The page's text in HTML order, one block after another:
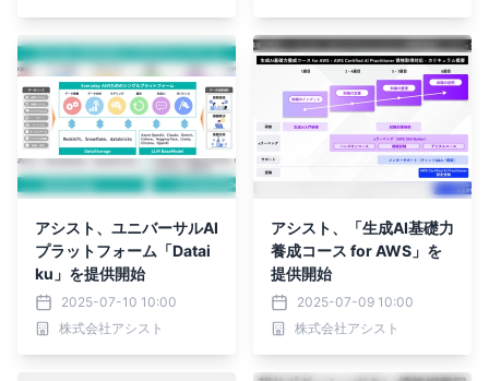
アシスト、ユニバーサルAI
プラットフォーム「Datai
ku」を提供開始
2025-07-10 10:00
株式会社アシスト
アシスト、「生成AI基礎力
養成コース for AWS」を
提供開始
2025-07-09 10:00
株式会社アシスト